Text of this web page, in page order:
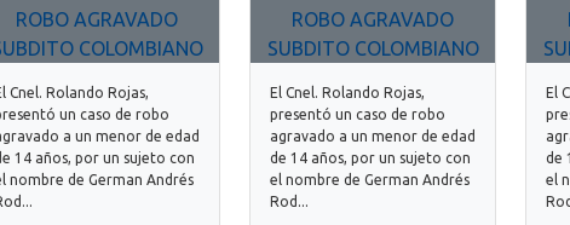
Cnel. Rolando Rojas,
un caso de robo
a un menor de edad
14 años, por un sujeto con
nombre de German Andrés
El Cnel. Rolando Rojas,
presentó un caso de robo
agravado a un menor de edad
de 14 años, por un sujeto con
el nombre de German Andrés
Rod...
El
de
el